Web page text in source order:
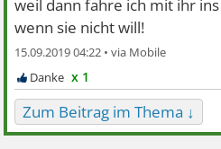
weil dann fahre ich mit ihr
wenn sie nicht will!
15.09.2019 04:22 •
x 1
Zum Beitrag im Thema ↓